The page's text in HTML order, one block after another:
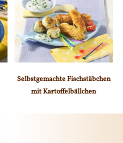
Selbstgemachte Fischstäbchen
mit Kartoffelbällchen